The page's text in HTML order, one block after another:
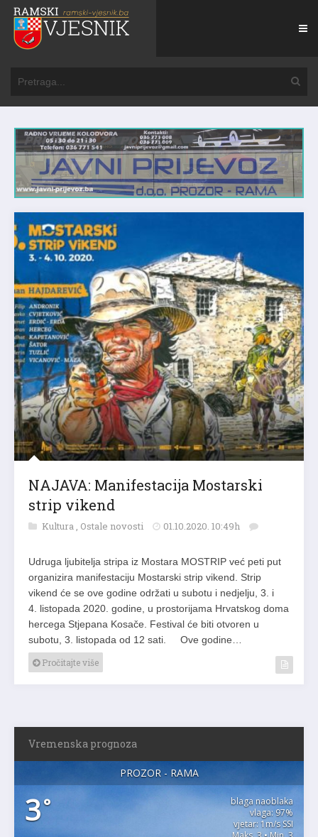
NAJAVA: Manifestacija Mostarski
strip vikend
Kultura , Ostale novosti 01.10.2020. 10:49h
Udruga ljubitelja stripa iz Mostara MOSTRIP već peti put
organizira manifestaciju Mostarski strip vikend. Strip
vikend će se ove godine održati u subotu i nedjelju, 3. i
4. listopada 2020. godine, u prostorijama Hrvatskog doma
hercega Stjepana Kosače. Festival će biti otvoren u
subotu, 3. listopada od 12 sati. Ove godine…
Pročitajte više
Vremenska prognoza
PROZOR - RAMA
3°
blaga naoblaka
vlaga: 97%
vjetar: 1m/s SSI